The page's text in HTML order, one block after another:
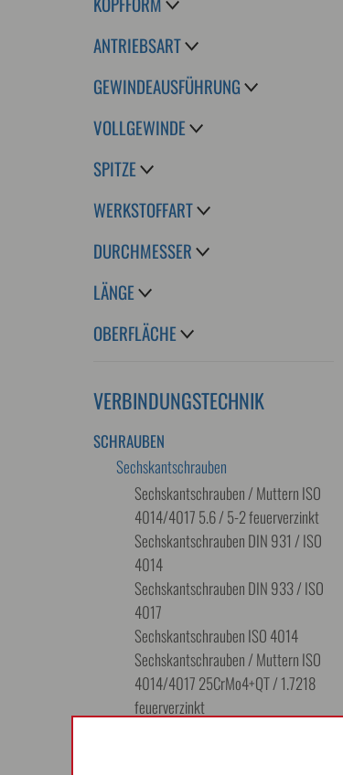
ANTRIEBSART
GEWINDEAUSFÜHRUNG
VOLLGEWINDE
SPITZE
WERKSTOFFART
DURCHMESSER
LÄNGE
OBERFLÄCHE
VERBINDUNGSTECHNIK
SCHRAUBEN
Sechskantschrauben
Sechskantschrauben / Muttern ISO
4014/4017 5.6 / 5-2 feuerverzinkt
Sechskantschrauben DIN 931 / ISO
4014
Sechskantschrauben DIN 933 / ISO
4017
Sechskantschrauben ISO 4014
Sechskantschrauben / Muttern ISO
4014/4017 25CrMo4+QT / 1.7218
feuerverzinkt